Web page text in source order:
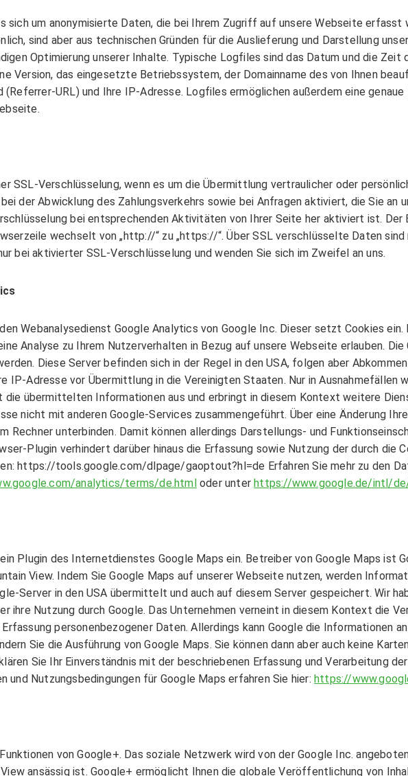
sich um anonymisierte Daten, die bei Ihrem Zugriff auf unsere Webseite erfasst
sind aber aus technischen Gründen für die Auslieferung und Darstellung
Optimierung unserer Inhalte. Typische Logfiles sind das Datum und die
Version, das eingesetzte Betriebssystem, der Domainname des von Ihnen
(Referrer-URL) und Ihre IP-Adresse. Logfiles ermöglichen außerdem eine
SSL-Verschlüsselung, wenn es um die Übermittlung vertraulicher oder
der Abwicklung des Zahlungsverkehrs sowie bei Anfragen aktiviert, die Sie an
bei entsprechenden Aktivitäten von Ihrer Seite her aktiviert ist.
wechselt von „http://“ zu „https://“. Über SSL verschlüsselte Daten
bei aktivierter SSL-Verschlüsselung und wenden Sie sich im Zweifel an uns.
Webanalysedienst Google Analytics von Google Inc. Dieser setzt Cookies
Analyse zu Ihrem Nutzerverhalten in Bezug auf unsere Webseite erlauben.
Diese Server befinden sich in der Regel in den USA, folgen aber
IP-Adresse vor Übermittlung in die Vereinigten Staaten. Nur in Ausnahmefällen
die übermittelten Informationen aus und erbringt in diesem Kontext weitere
nicht mit anderen Google-Services zusammengeführt. Über eine Änderung
Rechner unterbinden. Damit können allerdings Darstellungs- und
Plugin verhindert darüber hinaus die Erfassung sowie Nutzung der durch die
https://tools.google.com/dlpage/gaoptout?hl=de Erfahren Sie mehr zu den
analytics/terms/de.htmloder unterhttps://www.google.de/intl/
Plugin des Internetdienstes Google Maps ein. Betreiber von Google Maps ist
View. Indem Sie Google Maps auf unserer Webseite nutzen, werden
Server in den USA übermittelt und auch auf diesem Server gespeichert. Wir
ihre Nutzung durch Google. Das Unternehmen verneint in diesem Kontext die
personenbezogener Daten. Allerdings kann Google die Informationen
Sie die Ausführung von Google Maps. Sie können dann aber auch keine
Sie Ihr Einverständnis mit der beschriebenen Erfassung und Verarbeitung
und Nutzungsbedingungen für Google Maps erfahren Sie hier:https://
von Google+. Das soziale Netzwerk wird von der Google Inc.
ansässig ist. Google+ ermöglicht Ihnen die globale Veröffentlichung von